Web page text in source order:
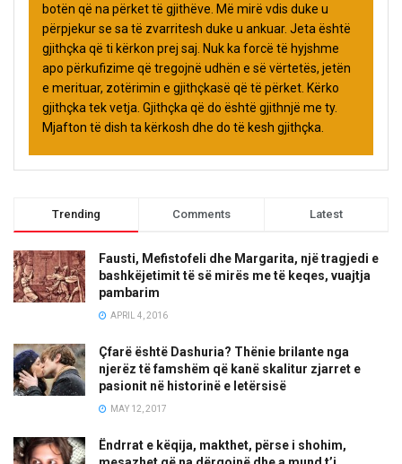
botën që na përket të gjithëve. Më mirë vdis duke u
përpjekur se sa të zvarritesh duke u ankuar. Jeta është
gjithçka që ti kërkon prej saj. Nuk ka forcë të hyjshme
apo përkufizime që tregojnë udhën e së vërtetës, jetën
e merituar, zotërimin e gjithçkasë që të përket. Kërko
gjithçka tek vetja. Gjithçka që do është gjithnjë me ty.
Mjafton të dish ta kërkosh dhe do të kesh gjithçka.
Trending Comments Latest
Fausti, Mefistofeli dhe Margarita, një tragjedi e
bashkëjetimit të së mirës me të keqes, vuajtja
pambarim
APRIL 4, 2016
Çfarë është Dashuria? Thënie brilante nga
njerëz të famshëm që kanë skalitur zjarret e
pasionit në historinë e letërsisë
MAY 12, 2017
Ëndrrat e këqija, makthet, përse i shohim,